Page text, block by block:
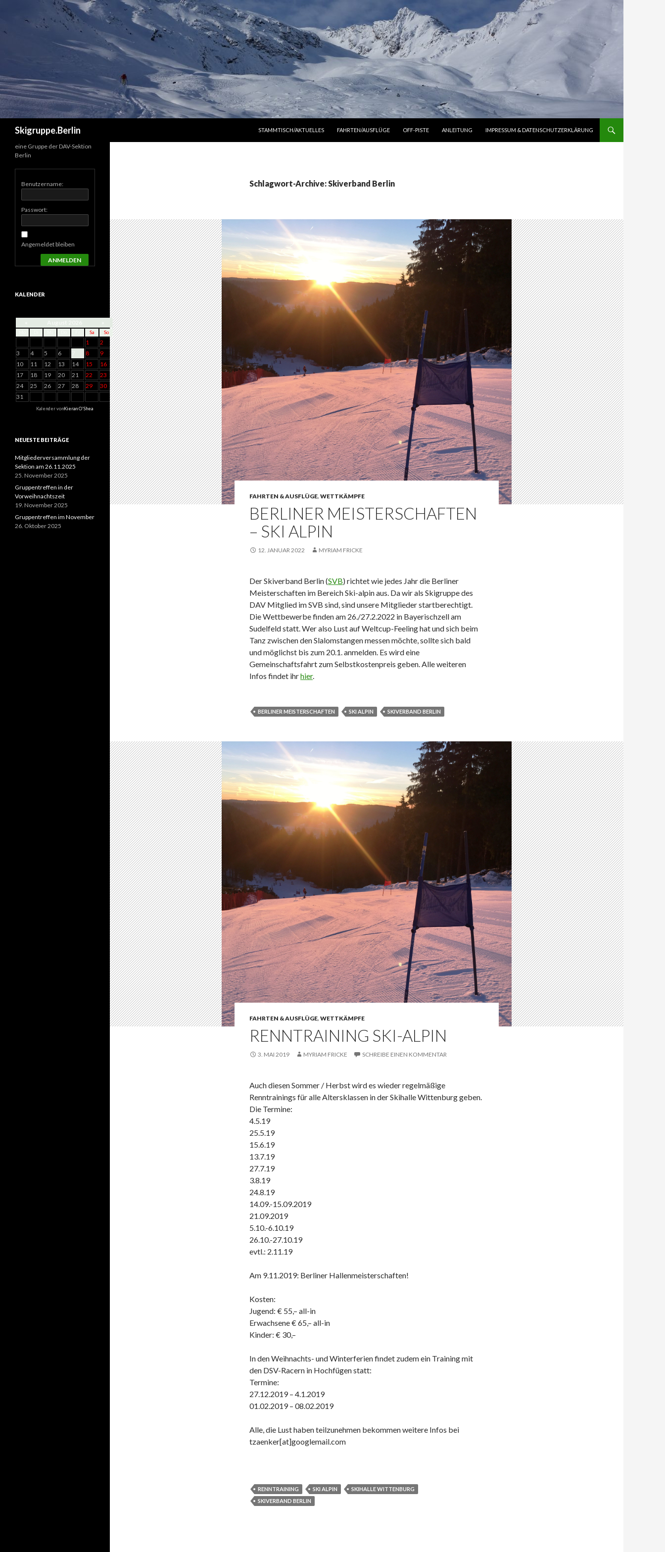
Skigruppe.Berlin
STAMMTISCH/AKTUELLES
FAHRTEN/AUSFLÜGE OFF-PISTE ANLEITUNG IMPRESSUM & DATENSCHUTZERKLÄRUNG
Schlagwort-Archive: Skiverband Berlin
FAHRTEN & AUSFLÜGE, WETTKÄMPFE
BERLINER MEISTERSCHAFTEN
– SKI ALPIN
12. JANUAR 2022 MYRIAM FRICKE
Der Skiverband Berlin (SVB) richtet wie jedes Jahr die Berliner
Meisterschaften im Bereich Ski-alpin aus. Da wir als Skigruppe des
DAV Mitglied im SVB sind, sind unsere Mitglieder startberechtigt.
Die Wettbewerbe finden am 26./27.2.2022 in Bayerischzell am
Sudelfeld statt. Wer also Lust auf Weltcup-Feeling hat und sich beim
Tanz zwischen den Slalomstangen messen möchte, sollte sich bald
und möglichst bis zum 20.1. anmelden. Es wird eine
Gemeinschaftsfahrt zum Selbstkostenpreis geben. Alle weiteren
Infos findet ihrhier.
BERLINER MEISTERSCHAFTEN SKI ALPIN SKIVERBAND BERLIN
FAHRTEN & AUSFLÜGE, WETTKÄMPFE
RENNTRAINING SKI-ALPIN
3. MAI 2019 MYRIAM FRICKE SCHREIBE EINEN KOMMENTAR
Auch diesen Sommer / Herbst wird es wieder regelmäßige
Renntrainings für alle Altersklassen in der Skihalle Wittenburg geben.
Die Termine:
4.5.19
25.5.19
15.6.19
13.7.19
27.7.19
3.8.19
24.8.19
14.09.-15.09.2019
21.09.2019
5.10.-6.10.19
26.10.-27.10.19
evtl.: 2.11.19
Am 9.11.2019: Berliner Hallenmeisterschaften!
Kosten:
Jugend: € 55,– all-in
Erwachsene € 65,– all-in
Kinder: € 30,–
In den Weihnachts- und Winterferien findet zudem ein Training mit
den DSV-Racern in Hochfügen statt:
Termine:
27.12.2019 – 4.1.2019
01.02.2019 – 08.02.2019
Alle, die Lust haben teilzunehmen bekommen weitere Infos bei
tzaenker[at]googlemail.com
RENNTRAINING SKI ALPIN
SKIHALLE WITTENBURG
SKIVERBAND BERLIN
eine Gruppe der DAV-Sektion
Berlin
Benutzername:
Passwort:
Angemeldet bleiben
ANMELDEN
KALENDER
Sa So
1
2
3
4 5 6 8
9
10
11 12 13 14 15
16
17
18 19 20 21 22
23
24
25 26 27 28 29
30
31
Kalender vonKieran O'Shea
NEUESTE BEITRÄGE
Mitgliederversammlung der
Sektion am 26.11.2025
25. November 2025
Gruppentreffen in der
Vorweihnachtszeit
19. November 2025
Gruppentreffen im November
26. Oktober 2025